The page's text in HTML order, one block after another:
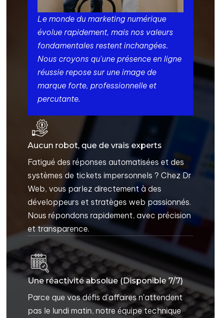
Le monde du marketing numérique
évolue rapidement, mais nos valeurs
fondamentales restent inchangées.
Nous croyons qu'une présence en ligne
réussie repose sur une image de
marque forte, professionnelle et
percutante.
Aucun robot, que de vrais experts
Fatigué des réponses automatisées et des
systèmes de tickets impersonnels ? Chez Dr
Web, vous parlez directement à des
développeurs et stratèges web passionnés.
Nous répondons rapidement, avec précision
et transparence.
Une réactivité absolue (Disponible 7/7)
Parce que vos défis d'affaires n'attendent
pas le lundi matin, notre équipe technique